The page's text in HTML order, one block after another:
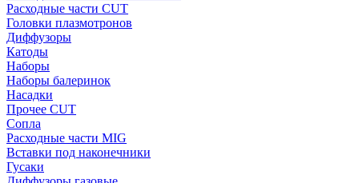
Расходные части CUT
Головки плазмотронов
Диффузоры
Катоды
Наборы
Наборы балеринок
Насадки
Прочее CUT
Сопла
Расходные части MIG
Вставки под наконечники
Гусаки